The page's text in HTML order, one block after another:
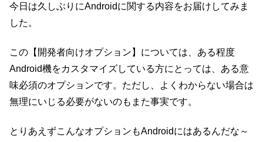
今日は久しぶりにAndroidに関する内容をお届けしてみま
した。
この【開発者向けオプション】については、ある程度
Android機をカスタマイズしている方にとっては、ある意
味必須のオプションです。ただし、よくわからない場合は
無理にいじる必要がないのもまた事実です。
とりあえずこんなオプションもAndroidにはあるんだな～